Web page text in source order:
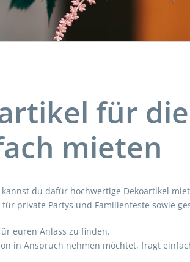
für
mieten
du dafür hochwertige Dekoartikel
private Partys und Familienfeste sowie
euren Anlass zu finden.
in Anspruch nehmen möchtet, fragt